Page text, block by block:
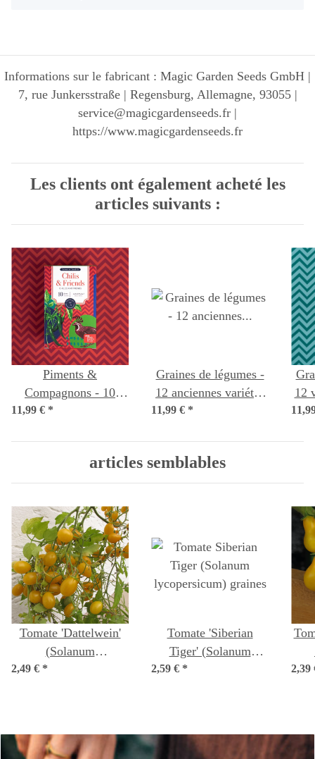
Informations sur le fabricant : Magic Garden Seeds GmbH |
7, rue Junkersstraße | Regensburg, Allemagne, 93055 |
service@magicgardenseeds.fr |
https://www.magicgardenseeds.fr
Les clients ont également acheté les
articles suivants :
Piments &
Compagnons - 10
variétés de piments et
exotiques et épicées -
Kit de graines pour
débutants
11,99 € *
Graines de légumes -
12 anciennes variétés
de graines éprouvée de
- Kit de semences
pour débutants
11,99 € *
12
articles semblables
Tomate 'Dattelwein'
(Solanum
lycopersicum) graines
2,49 € *
Tomate 'Siberian
Tiger' (Solanum
lycopersicum) graines
2,59 € * 2,39